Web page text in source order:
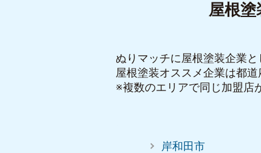
屋根
ぬりマッチに屋根塗装企業
屋根塗装オススメ企業は都
※複数のエリアで同じ加盟店
岸和田市